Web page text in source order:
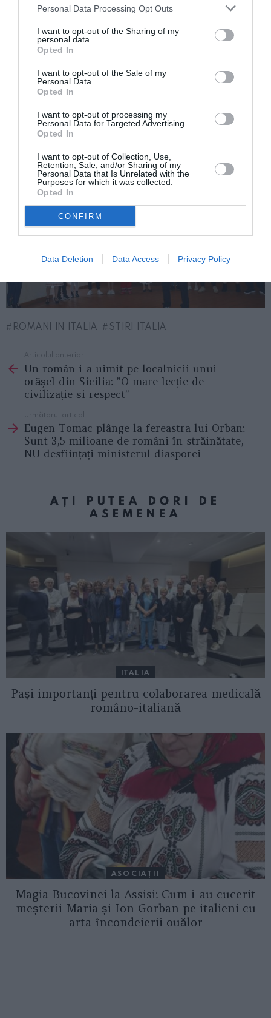
Personal Data Processing Opt Outs
I want to opt-out of the Sharing of my
personal data.
Opted In
I want to opt-out of the Sale of my
Personal Data.
Opted In
I want to opt-out of processing my
Personal Data for Targeted Advertising.
Opted In
I want to opt-out of Collection, Use,
Retention, Sale, and/or Sharing of my
Personal Data that Is Unrelated with the
Purposes for which it was collected.
Opted In
CONFIRM
Data Deletion Data Access Privacy Policy
ROMANI IN ITALIA STIRI ITALIA
more
Articolul anterior
Un român i-a uimit pe localnicii unui
orășel din Sicilia: ”O mare lecție de
civilizație și respect”
Următorul articol
Eugen Tomac plânge la fereastra lui Orban:
Sunt 3,5 milioane de români în străinătate,
NU desființați ministerul diasporei
AȚI PUTEA DORI DE
ASEMENEA
ITALIA
Pași importanți pentru colaborarea medicală
româno-italiană
ASOCIAŢII
Magia Bucovinei la Assisi: Cum i-au cucerit
meșterii Maria și Ion Gorban pe italieni cu
arta încondeierii ouălor